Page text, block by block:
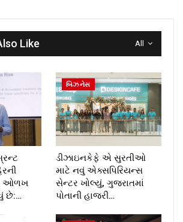
All
Like
ઓળખ
છે:…
બિઝનેસ
ડીઝાઇનકેફે એ સુરતીઓ
માટે નવું એક્સપિરિયન્સ
સેન્ટર ખોલ્યું, ગુજરાતમાં
પોતાની હાજરી…